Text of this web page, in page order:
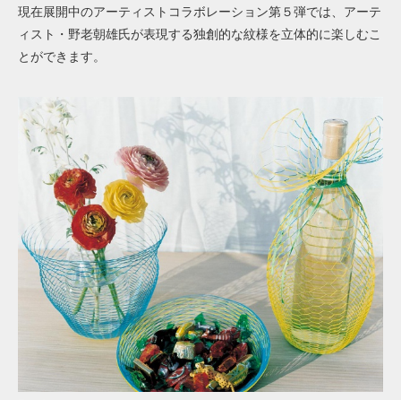
現在展開中のアーティストコラボレーション第５弾では、アーテ
ィスト・野老朝雄氏が表現する独創的な紋様を立体的に楽しむこ
とができます。